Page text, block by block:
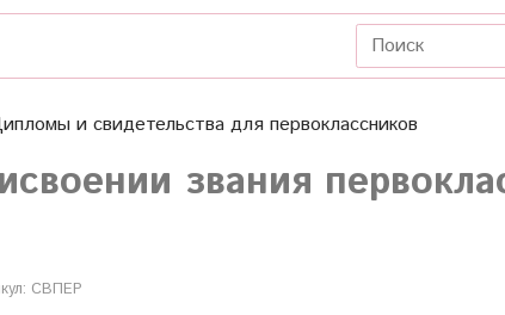
и свидетельства для первоклассников
звания
СВПЕР